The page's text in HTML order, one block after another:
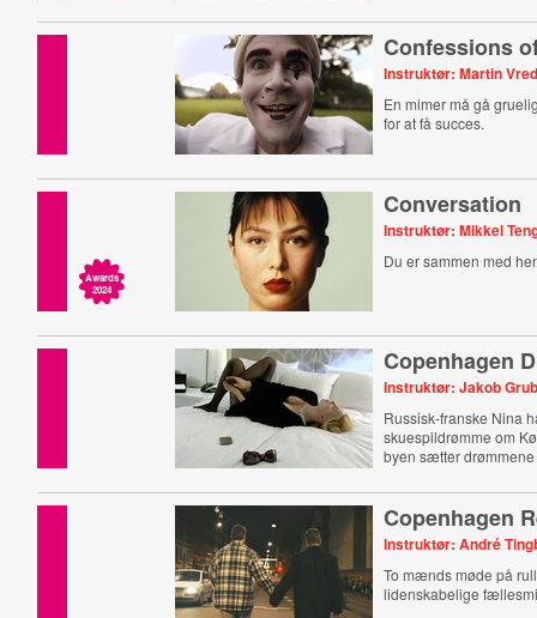
Confessions
Instruktør: Martin
En mimer må gå
for at få succes.
Awards
2024
Conversation
Instruktør: Mikkel
Du er sammen med
Copenhagen
Instruktør: Jakob
Russisk-franske Nina
skuespildrømme om
byen sætter
Copenhagen
Instruktør: André
To mænds møde på
lidenskabelige